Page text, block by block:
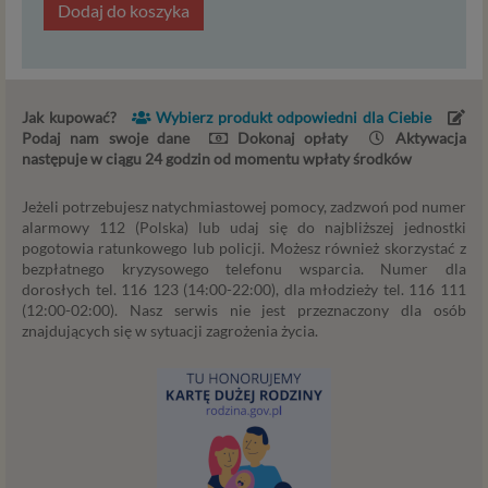
-
Dodaj do koszyka
Jak kupować?
Wybierz produkt odpowiedni dla Ciebie
Podaj nam swoje dane
Dokonaj opłaty
Aktywacja
następuje w ciągu 24 godzin od momentu wpłaty środków
Jeżeli potrzebujesz natychmiastowej pomocy, zadzwoń pod numer
alarmowy 112 (Polska) lub udaj się do najbliższej jednostki
pogotowia ratunkowego lub policji. Możesz również skorzystać z
bezpłatnego kryzysowego telefonu wsparcia. Numer dla
dorosłych tel. 116 123 (14:00-22:00), dla młodzieży tel. 116 111
(12:00-02:00). Nasz serwis nie jest przeznaczony dla osób
znajdujących się w sytuacji zagrożenia życia.
skontaktuj się z nami.
wobec Twoich danych i ich przetwarzania przez nas i
Zaufanych Partnerów.
możesz ją w każdej chwili wycofać.
Masz również prawo żądania dostępu do Twoich
danych osobowych, ich sprostowania, usunięcia lub
ograniczenia przetwarzania, prawo do przeniesienia
danych, wyrażenia sprzeciwu wobec przetwarzani
danych oraz prawo do wniesienia skargi do organu
przysługują także w przypadku prawidłowego
przetwarzania danych przez administratora.
Zgoda na przetwarzanie Twoich danych